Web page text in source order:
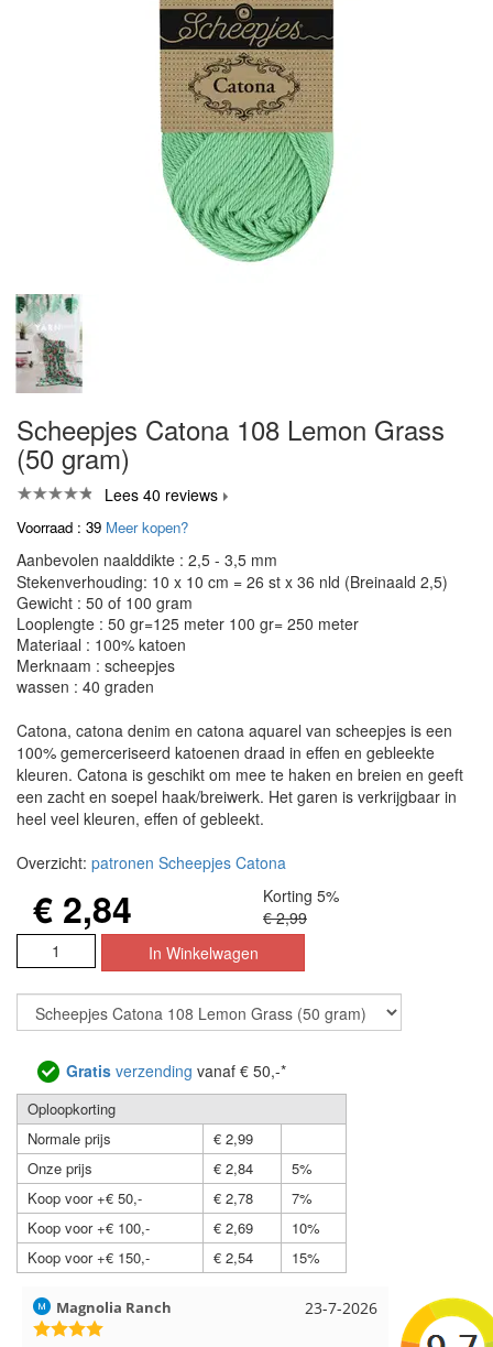
Scheepjes Catona 108 Lemon Grass
(50 gram)
Lees 40 reviews
Voorraad : 39 Meer kopen?
Aanbevolen naalddikte : 2,5 - 3,5 mm
Stekenverhouding: 10 x 10 cm = 26 st x 36 nld (Breinaald 2,5)
Gewicht : 50 of 100 gram
Looplengte : 50 gr=125 meter 100 gr= 250 meter
Materiaal : 100% katoen
Merknaam : scheepjes
wassen : 40 graden
Catona, catona denim en catona aquarel van scheepjes is een
100% gemerceriseerd katoenen draad in effen en gebleekte
kleuren. Catona is geschikt om mee te haken en breien en geeft
een zacht en soepel haak/breiwerk. Het garen is verkrijgbaar in
heel veel kleuren, effen of gebleekt.
Overzicht: patronen Scheepjes Catona
€ 2,84
Korting 5%
€ 2,99
Gratis verzending vanaf € 50,-*
Oploopkorting
Normale prijs
€ 2,99
Onze prijs
€ 2,84
5%
Koop voor +€ 50,-
€ 2,78
7%
Koop voor +€ 100,-
€ 2,69
10%
Koop voor +€ 150,-
€ 2,54 15%
17-7-2026
Hilde uit Loyers Loes uit